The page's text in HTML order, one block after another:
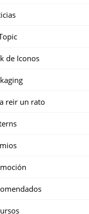
de Iconos
reir un rato